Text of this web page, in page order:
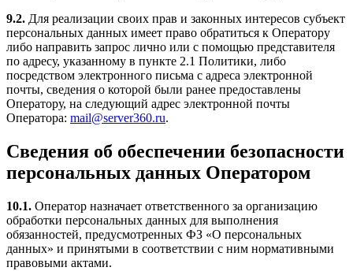
9.2. Для реализации своих прав и законных интересов субъект
персональных данных имеет право обратиться к Оператору
либо направить запрос лично или с помощью представителя
по адресу, указанному в пункте 2.1 Политики, либо
посредством электронного письма с адреса электронной
почты, сведения о которой были ранее предоставлены
Оператору, на следующий адрес электронной почты
Оператора: mail@server360.ru.
Сведения об обеспечении безопасности
персональных данных Оператором
10.1. Оператор назначает ответственного за организацию
обработки персональных данных для выполнения
обязанностей, предусмотренных ФЗ «О персональных
данных» и принятыми в соответствии с ним нормативными
правовыми актами.